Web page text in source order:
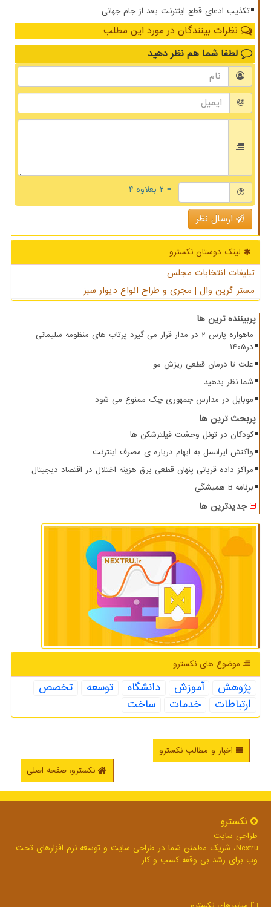
تکذیب ادعای قطع اینترنت بعد از جام جهانی
نظرات بینندگان در مورد این مطلب
لطفا شما هم نظر دهید
= ۲ بعلاوه ۴
ارسال نظر
لینک دوستان نكسترو
تبلیغات انتخابات مجلس
مستر گرین وال | مجری و طراح انواع دیوار سبز
پربیننده ترین ها
ماهواره پارس 2 در مدار قرار می گیرد پرتاب های منظومه سلیمانی
در1405
علت تا درمان قطعی ریزش مو
شما نظر بدهید
موبایل در مدارس جمهوری چک ممنوع می شود
پربحث ترین ها
کودکان در تونل وحشت فیلترشکن ها
واکنش ایرانسل به ابهام درباره ی مصرف اینترنت
مراکز داده قربانی پنهان قطعی برق هزینه اختلال در اقتصاد دیجیتال
برنامه B همیشگی
جدیدترین ها
موضوع های نكسترو
پژوهش آموزش دانشگاه توسعه
تخصص
ارتباطات
خدمات ساخت
اخبار و مطالب نکسترو
نکسترو: صفحه اصلی
نكسترو
طراحی سایت
Nextru، شریک مطمئن شما در طراحی سایت و توسعه نرم افزارهای تحت
وب برای رشد بی وقفه کسب و کار